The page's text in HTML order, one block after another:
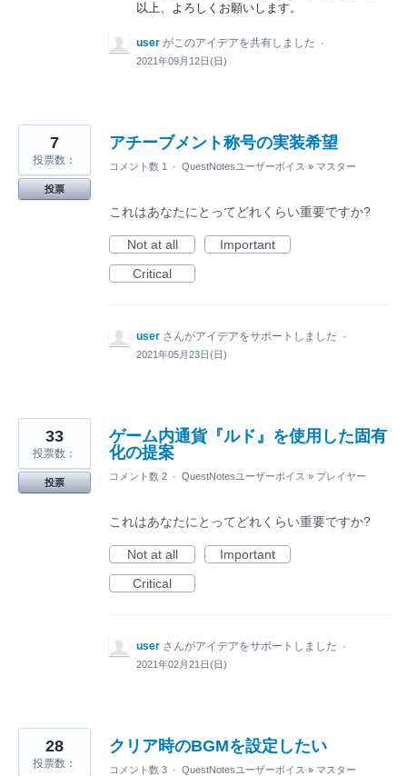
以上、よろしくお願いします。
user がこのアイデアを共有しました ·
2021年09月12日(日)
アチーブメント称号の実装希望
7
投票数：
投票
コメント数 1 · QuestNotesユーザーボイス » マスター
これはあなたにとってどれくらい重要ですか?
Not at all
Important
Critical
user さんがアイデアをサポートしました ·
2021年05月23日(日)
ゲーム内通貨『ルド』を使用した固有
化の提案
33
投票数：
投票
コメント数 2 · QuestNotesユーザーボイス » プレイヤー
これはあなたにとってどれくらい重要ですか?
Not at all
Important
Critical
user さんがアイデアをサポートしました ·
2021年02月21日(日)
クリア時のBGMを設定したい
28
投票数： コメント数 3 · QuestNotesユーザーボイス » マスター